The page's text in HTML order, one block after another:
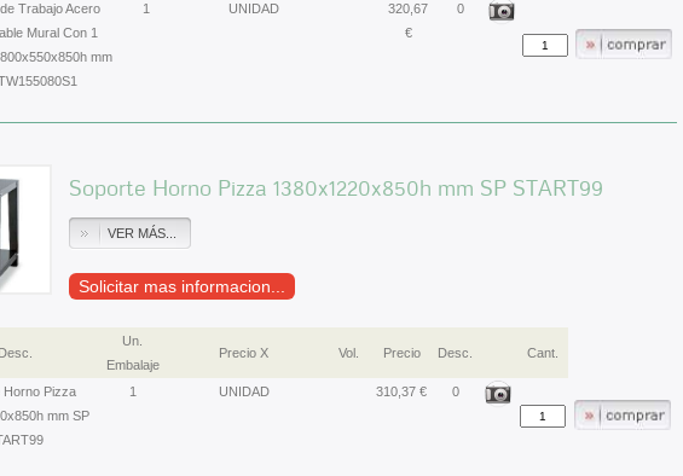
Trabajo Acero
Mural Con 1
mm
1 UNIDAD
320,67
€
0
Soporte Horno Pizza 1380x1220x850h mm SP START99
VER MÁS...
Solicitar mas informacion...
Desc.
Un.
Embalaje
Precio X Vol. Precio Desc. Cant.
Horno Pizza
mm SP
1 UNIDAD 310,37 € 0